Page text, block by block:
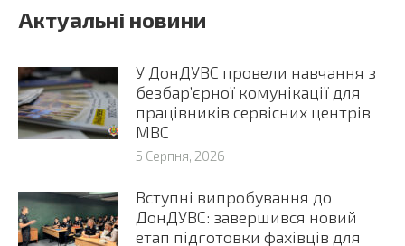
Актуальні новини
У ДонДУВС провели навчання з
безбар’єрної комунікації для
працівників сервісних центрів
МВС
5 Серпня, 2026
Вступні випробування до
ДонДУВС: завершився новий
етап підготовки фахівців для